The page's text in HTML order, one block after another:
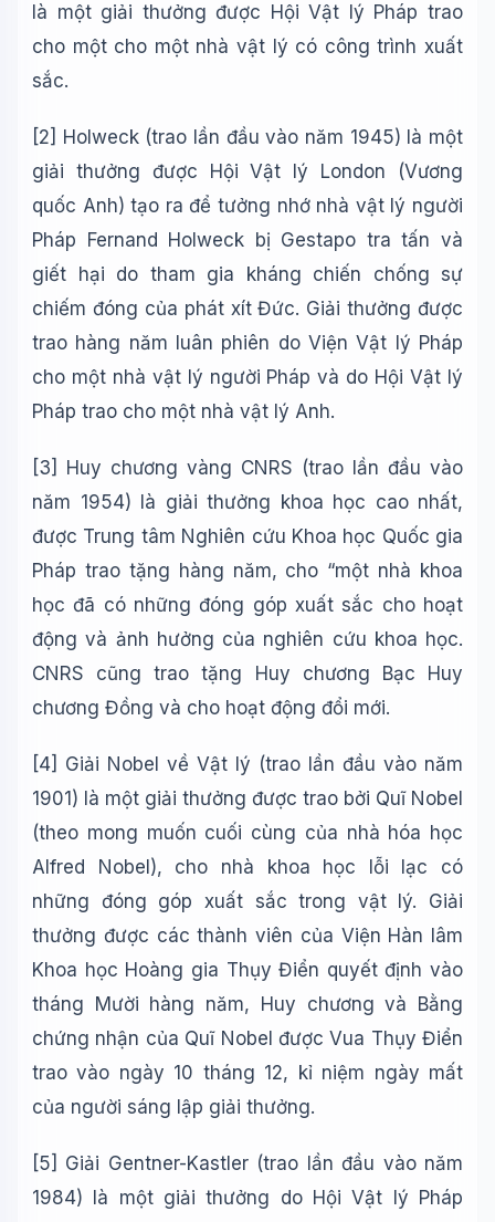
là một giải thưởng được Hội Vật lý Pháp trao
cho một cho một nhà vật lý có công trình xuất
sắc.
[2] Holweck (trao lần đầu vào năm 1945) là một
giải thưởng được Hội Vật lý London (Vương
quốc Anh) tạo ra để tưởng nhớ nhà vật lý người
Pháp Fernand Holweck bị Gestapo tra tấn và
giết hại do tham gia kháng chiến chống sự
chiếm đóng của phát xít Đức. Giải thưởng được
trao hàng năm luân phiên do Viện Vật lý Pháp
cho một nhà vật lý người Pháp và do Hội Vật lý
Pháp trao cho một nhà vật lý Anh.
[3]
Huy chương vàng CNRS (trao lần đầu vào
năm 1954) là giải thưởng khoa học cao nhất,
được Trung tâm Nghiên cứu Khoa học Quốc gia
Pháp trao tặng hàng năm, cho “một nhà khoa
học đã có những đóng góp xuất sắc cho hoạt
động và ảnh hưởng của nghiên cứu khoa học.
CNRS cũng trao tặng Huy chương Bạc Huy
chương Đồng và cho hoạt động đổi mới.
[4] Giải Nobel về Vật lý (trao lần đầu vào năm
1901) là một giải thưởng được trao bởi Quĩ Nobel
(theo mong muốn cuối cùng của nhà hóa học
Alfred Nobel), cho nhà khoa học lỗi lạc có
những đóng góp xuất sắc trong vật lý. Giải
thưởng được các thành viên của Viện Hàn lâm
Khoa học Hoàng gia Thụy Điển quyết định vào
tháng Mười hàng năm, Huy chương và Bằng
chứng nhận của Quĩ Nobel được Vua Thụy Điển
trao vào ngày 10 tháng 12, kỉ niệm ngày mất
của người sáng lập giải thưởng.
[5] Giải Gentner-Kastler (trao lần đầu vào năm
1984)
là một giải thưởng doHội Vật lý Pháp